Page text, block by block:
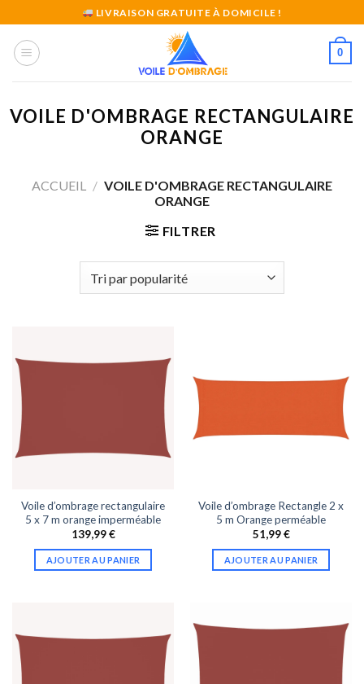
to
content
LIVRAISON GRATUITE À DOMICILE !
0
VOILE D'OMBRAGE RECTANGULAIRE
ORANGE
ACCUEIL / VOILE D'OMBRAGE RECTANGULAIRE
ORANGE
FILTRER
Voile d’ombrage rectangulaire
5 x 7 m orange imperméable
139,99€
AJOUTER AU PANIER
Voile d’ombrage Rectangle 2 x
5 m Orange perméable
51,99€
AJOUTER AU PANIER